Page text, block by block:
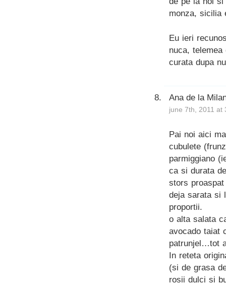
monza, sicilia
Eu ieri
nuca,
curata dupa
Ana de la
june 7th, 2011 at
Pai noi aici
cubulete
parmiggiano
ca si durata
stors
deja sarata si
proportii.
o alta salata
avocado taiat
patrunjel…tot
In reteta
(si de grasa
rosii dulci si